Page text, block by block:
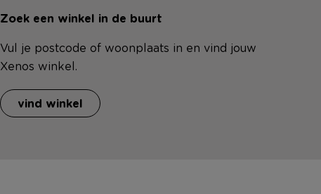
Zoek een winkel in de buurt
Vul je postcode of woonplaats in en vind jouw
Xenos winkel.
vind winkel